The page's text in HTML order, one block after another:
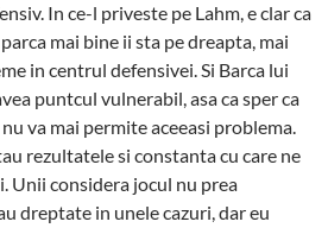
In ce-l priveste pe Lahm, e clar ca
mai bine ii sta pe dreapta, mai
in centrul defensivei. Si Barca lui
puntcul vulnerabil, asa ca sper ca
va mai permite aceeasi problema.
rezultatele si constanta cu care ne
Unii considera jocul nu prea
dreptate in unele cazuri, dar eu